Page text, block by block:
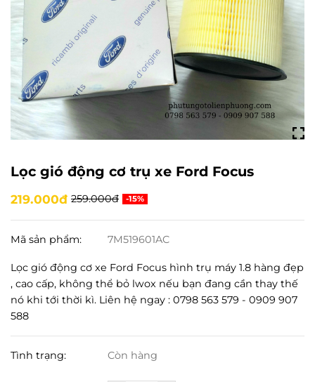
Lọc gió động cơ trụ xe Ford Focus
219.000đ 259.000đ -15%
Mã sản phẩm: 7M519601AC
Lọc gió động cơ xe Ford Focus hình trụ máy 1.8 hàng đẹp
, cao cấp, không thể bỏ lwox nếu bạn đang cần thay thế
nó khi tới thời kì. Liên hệ ngay : 0798 563 579 - 0909 907
588
Tình trạng: Còn hàng